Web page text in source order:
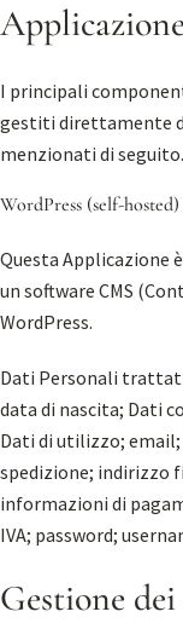
Applicazione
I principali
gestiti direttamente
menzionati di seguito.
WordPress (self-
Questa Applicazione
un software CMS
WordPress.
Dati Personali
data di nascita; Dati
Dati di utilizzo;
spedizione; indirizzo
informazioni di
IVA; password;
Gestione